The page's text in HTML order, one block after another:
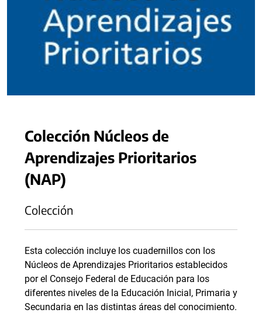
Colección Núcleos de
Aprendizajes Prioritarios
(NAP)
Colección
Esta colección incluye los cuadernillos con los
Núcleos de Aprendizajes Prioritarios establecidos
por el Consejo Federal de Educación para los
diferentes niveles de la Educación Inicial, Primaria y
Secundaria en las distintas áreas del conocimiento.